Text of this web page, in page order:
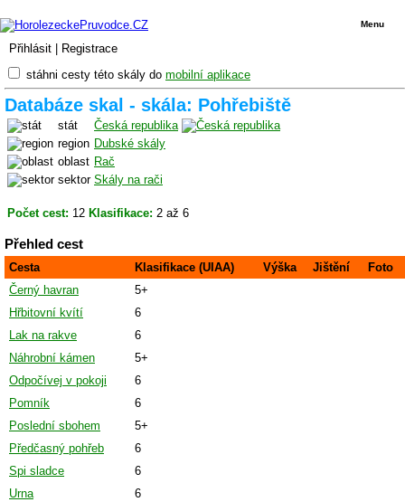
Přihlásit Registrace
Menu
stáhni cesty této skály do mobilní aplikace
Databáze skal - skála: Pohřebiště
stát
Česká republika
region Dubské skály
oblast Rač
sektor Skály na rači
Počet cest: 12 Klasifikace: 2 až 6
Přehled cest
Cesta Klasifikace (UIAA) Výška Jištění
Foto
Černý havran
5+
Hřbitovní kvítí
6
Lak na rakve
6
Náhrobní kámen
5+
Odpočívej v pokoji
6
Pomník
6
Poslední sbohem
5+
Předčasný pohřeb
6
Spi sladce
6
Urna
6